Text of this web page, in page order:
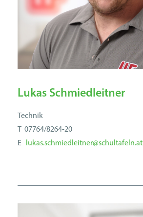
Lukas Schmiedleitner
Technik
T 07764/8264-20
E
lukas.schmiedleitner@schultafeln.at